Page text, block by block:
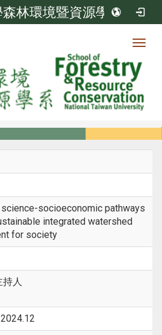
林環境暨資源學系
socioeconomic pathways
integrated watershed
for society
人